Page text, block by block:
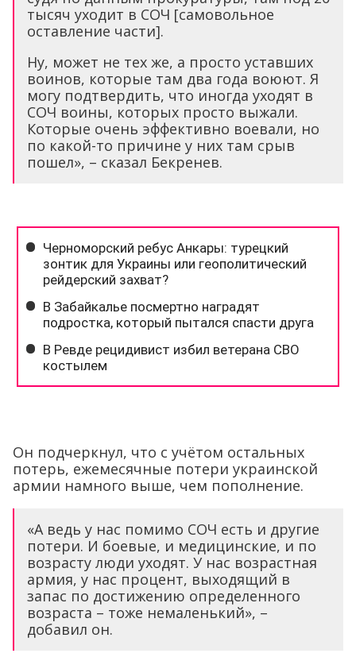
тысяч уходит в СОЧ [самовольное
оставление части].
Ну, может не тех же, а просто уставших
воинов, которые там два года воюют. Я
могу подтвердить, что иногда уходят в
СОЧ воины, которых просто выжали.
Которые очень эффективно воевали, но
по какой-то причине у них там срыв
пошел», – сказал Бекренев.
Он подчеркнул, что с учётом остальных
потерь, ежемесячные потери украинской
армии намного выше, чем пополнение.
«А ведь у нас помимо СОЧ есть и другие
потери. И боевые, и медицинские, и по
возрасту люди уходят. У нас возрастная
армия, у нас процент, выходящий в
запас по достижению определенного
возраста – тоже немаленький», –
добавил он.